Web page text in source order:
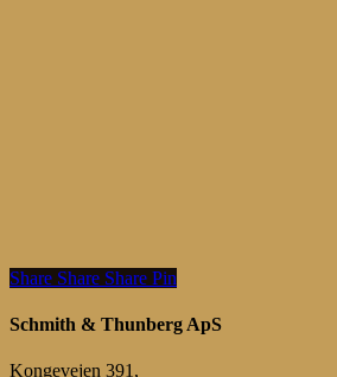
Share
Share Share Share Pin
Schmith & Thunberg ApS
Kongevejen 391,